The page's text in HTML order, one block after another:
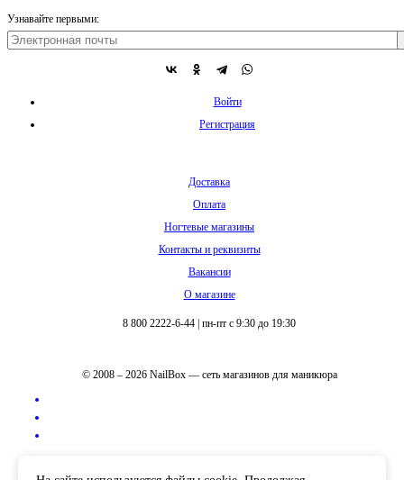
Узнавайте первыми:
Войти
Регистрация
Доставка
Оплата
Ногтевые магазины
Контакты и реквизиты
Вакансии
О магазине
8 800 2222-6-44 пн-пт с 9:30 до 19:30
© 2008 – 2026 NailBox — сеть магазинов для маникюра